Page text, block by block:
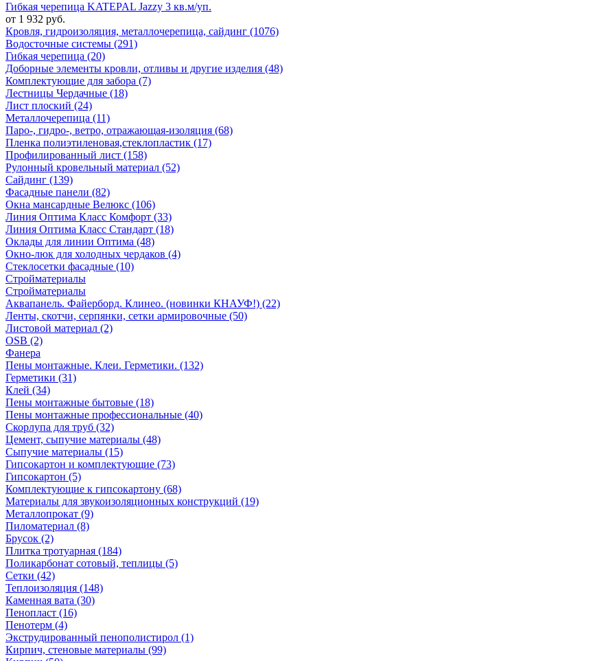
Гибкая черепица KATEPAL Jazzy 3 кв.м/уп.
от 1 932 руб.
Кровля, гидроизоляция, металлочерепица, сайдинг (1076)
Водосточные системы (291)
Гибкая черепица (20)
Доборные элементы кровли, отливы и другие изделия (48)
Комплектующие для забора (7)
Лестницы Чердачные (18)
Лист плоский (24)
Металлочерепица (11)
Паро-, гидро-, ветро, отражающая-изоляция (68)
Пленка полиэтиленовая,стеклопластик (17)
Профилированный лист (158)
Рулонный кровельный материал (52)
Сайдинг (139)
Фасадные панели (82)
Окна мансардные Велюкс (106)
Линия Оптима Класс Комфорт (33)
Линия Оптима Класс Стандарт (18)
Оклады для линии Оптима (48)
Окно-люк для холодных чердаков (4)
Стеклосетки фасадные (10)
Стройматериалы
Стройматериалы
Аквапанель. Файерборд. Клинео. (новинки КНАУФ!) (22)
Ленты, скотчи, серпянки, сетки армировочные (50)
Листовой материал (2)
OSB (2)
Фанера
Пены монтажные. Клеи. Герметики. (132)
Герметики (31)
Клей (34)
Пены монтажные бытовые (18)
Пены монтажные профессиональные (40)
Скорлупа для труб (32)
Цемент, сыпучие материалы (48)
Сыпучие материалы (15)
Гипсокартон и комплектующие (73)
Гипсокартон (5)
Комплектующие к гипсокартону (68)
Материалы для звукоизоляционных конструкций (19)
Металлопрокат (9)
Пиломатериал (8)
Брусок (2)
Плитка тротуарная (184)
Поликарбонат сотовый, теплицы (5)
Сетки (42)
Теплоизоляция (148)
Каменная вата (30)
Пенопласт (16)
Пенотерм (4)
Экструдированный пенополистирол (1)
Кирпич, стеновые материалы (99)